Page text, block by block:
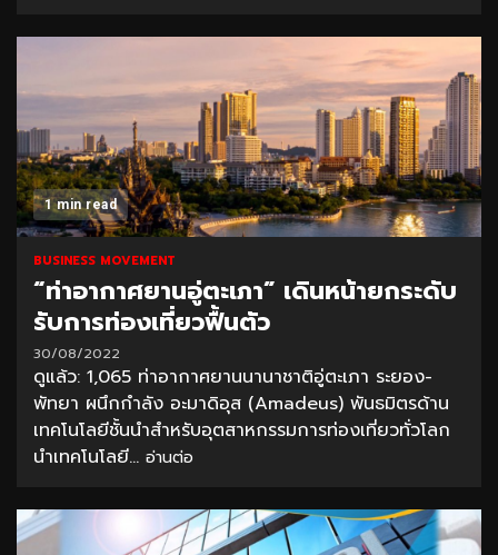
1 min read
BUSINESS MOVEMENT
“ท่าอากาศยานอู่ตะเภา” เดินหน้ายกระดับ
รับการท่องเที่ยวฟื้นตัว
30/08/2022
ดูแล้ว: 1,065 ท่าอากาศยานนานาชาติอู่ตะเภา ระยอง-
พัทยา ผนึกกำลัง อะมาดิอุส (Amadeus) พันธมิตรด้าน
เทคโนโลยีชั้นนำสำหรับอุตสาหกรรมการท่องเที่ยวทั่วโลก
นำเทคโนโลยี... อ่านต่อ